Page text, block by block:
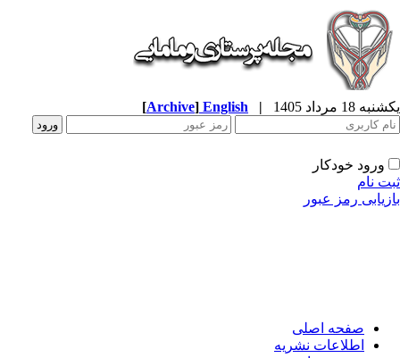
18 مرداد 1405 |
English
[Archive]
ورود خودکار
نام
رمز عبور
صفحه اصلی
اطلاعات نشریه